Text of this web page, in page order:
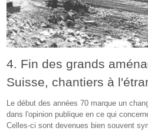
4. Fin des grands
Suisse, chantiers à
Le début des années 70 marque un
dans l'opinion publique en ce qui
Celles-ci sont devenues bien souvent